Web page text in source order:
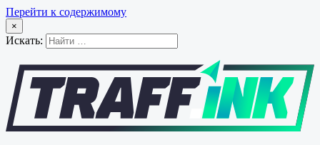
Перейти к содержимому
×
Искать: